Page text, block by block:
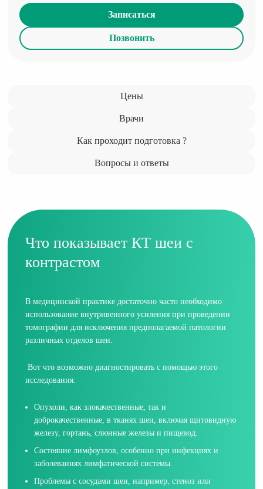
Записаться
Позвонить
Цены
Врачи
Как проходит подготовка ?
Вопросы и ответы
Что показывает КТ шеи с
контрастом
В медицинской практике достаточно часто необходимо
использование внутривенного усиления при проведении
томографии для исключения предполагаемой патологии
различных отделов шеи.
Вот что возможно диагностировать с помощью этого
исследования:
Опухоли, как злокачественные, так и
доброкачественные, в тканях шеи, включая щитовидную
железу, гортань, слюнные железы и пищевод.
Состояние лимфоузлов, особенно при инфекциях и
заболеваниях лимфатической системы.
Проблемы с сосудами шеи, например, стеноз или